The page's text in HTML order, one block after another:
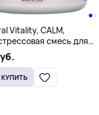
Vitality, CALM,
смесь для
малина и лимон,
унций)
КУПИТЬ